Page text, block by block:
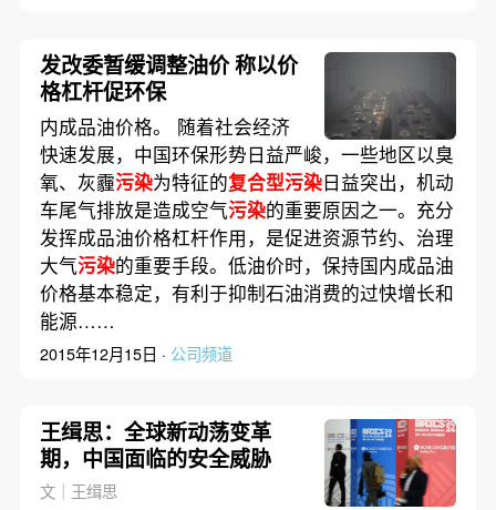
发改委暂缓调整油价 称以价
格杠杆促环保
内成品油价格。 随着社会经济
快速发展，中国环保形势日益严峻，一些地区以臭
氧、灰霾污染为特征的复合型污染日益突出，机动
车尾气排放是造成空气污染的重要原因之一。充分
发挥成品油价格杠杆作用，是促进资源节约、治理
大气污染的重要手段。低油价时，保持国内成品油
价格基本稳定，有利于抑制石油消费的过快增长和
能源……
2015年12月15日 · 公司频道
王缉思：全球新动荡变革
期，中国面临的安全威胁
文｜王缉思